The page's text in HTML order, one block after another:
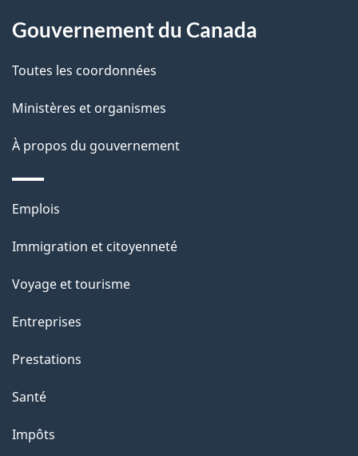
a
g
e
a
c
i
o
s
u
e
t
e
a
g
Gouvernement du Canada
Toutes les coordonnées
Ministères et organismes
À propos du gouvernement
Thèmes
sujets
Emplois
Immigration et citoyenneté
Voyage et tourisme
Entreprises
Prestations
Santé
Impôts